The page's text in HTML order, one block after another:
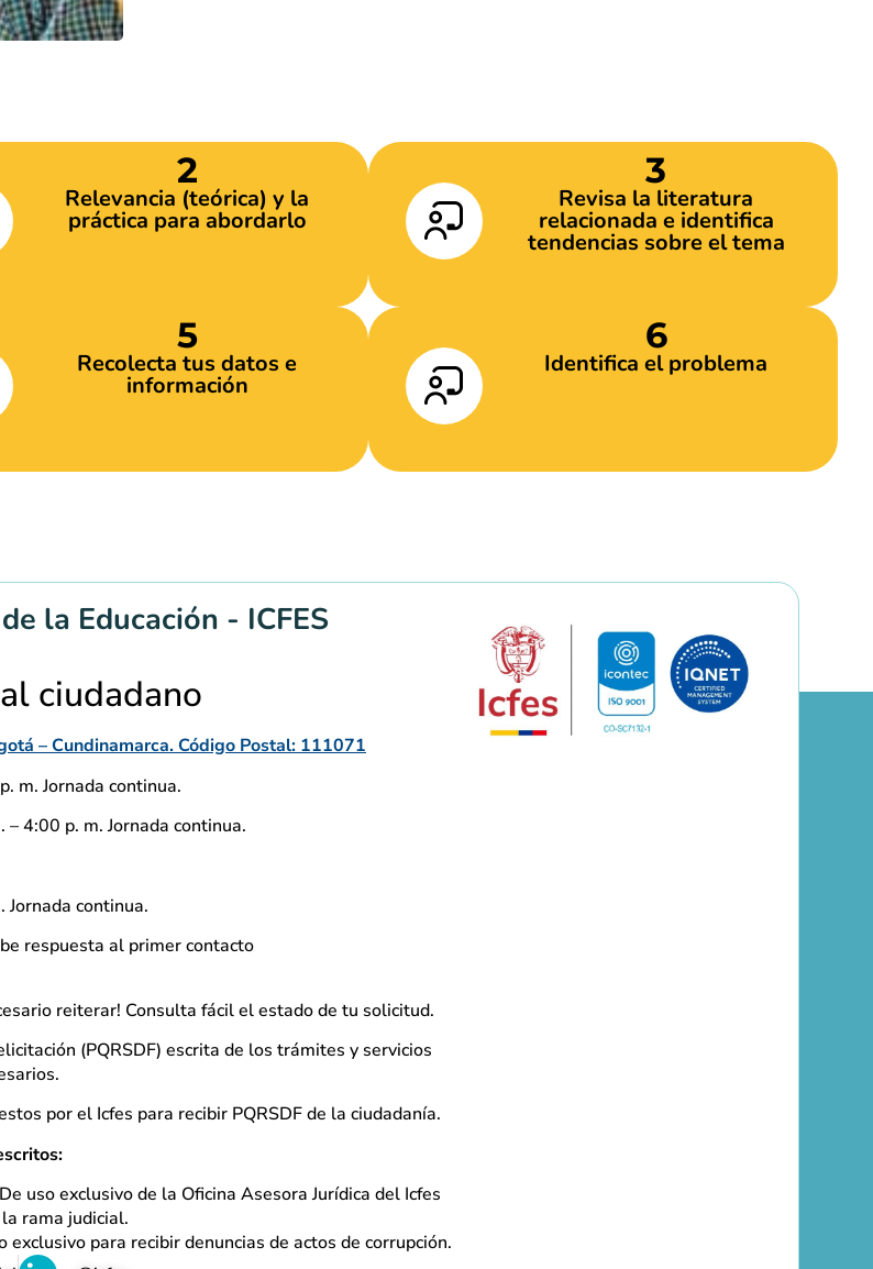
2
Relevancia (teórica) y la
práctica para abordarlo
3
Revisa la literatura
relacionada e identifica
tendencias sobre el tema
5
Recolecta tus datos e
información
6
Identifica el problema
la Educación - ICFES
ciudadano
– Cundinamarca. Código Postal: 111071
m. Jornada continua.
4:00 p. m. Jornada continua.
Jornada continua.
respuesta al primer contacto
reiterar! Consulta fácil el estado de tu solicitud.
(PQRSDF) escrita de los trámites y servicios
por el Icfes para recibir PQRSDF de la ciudadanía.
uso exclusivo de la Oficina Asesora Jurídica del Icfes
rama judicial.
exclusivo para recibir denuncias de actos de corrupción.